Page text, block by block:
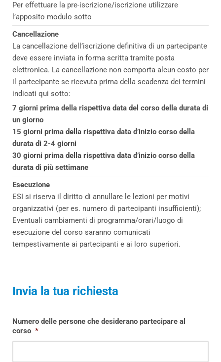
Per effettuare la pre-iscrizione/iscrizione utilizzare
l’apposito modulo sotto
Cancellazione
La cancellazione dell’iscrizione definitiva di un partecipante
deve essere inviata in forma scritta tramite posta
elettronica. La cancellazione non comporta alcun costo per
il partecipante se ricevuta prima della scadenza dei termini
indicati qui sotto:
7 giorni prima della rispettiva data del corso della durata di
un giorno
15 giorni prima della rispettiva data d’inizio corso della
durata di 2-4 giorni
30 giorni prima della rispettiva data d’inizio corso della
durata di più settimane
Esecuzione
ESI si riserva il diritto di annullare le lezioni per motivi
organizzativi (per es. numero di partecipanti insufficienti);
Eventuali cambiamenti di programma/orari/luogo di
esecuzione del corso saranno comunicati
tempestivamente ai partecipanti e ai loro superiori.
Invia la tua richiesta
Numero delle persone che desiderano partecipare al
corso *